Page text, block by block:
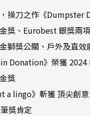
操刀之作《Dumpster
獎、Eurobest 銀獎兩
獅獎公關、戶外及直效
Donation》榮獲 2024
獎
a lingo》斬獲 頂尖創
獎肯定